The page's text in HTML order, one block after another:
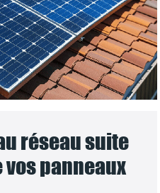
réseau suite
panneaux